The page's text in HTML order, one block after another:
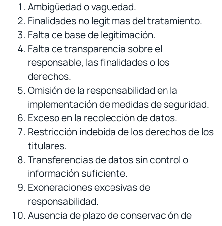
Ambigüedad o vaguedad.
Finalidades no legítimas del tratamiento.
Falta de base de legitimación.
Falta de transparencia sobre el
responsable, las finalidades o los
derechos.
Omisión de la responsabilidad en la
implementación de medidas de seguridad.
Exceso en la recolección de datos.
Restricción indebida de los derechos de los
titulares.
Transferencias de datos sin control o
información suficiente.
Exoneraciones excesivas de
responsabilidad.
Ausencia de plazo de conservación de